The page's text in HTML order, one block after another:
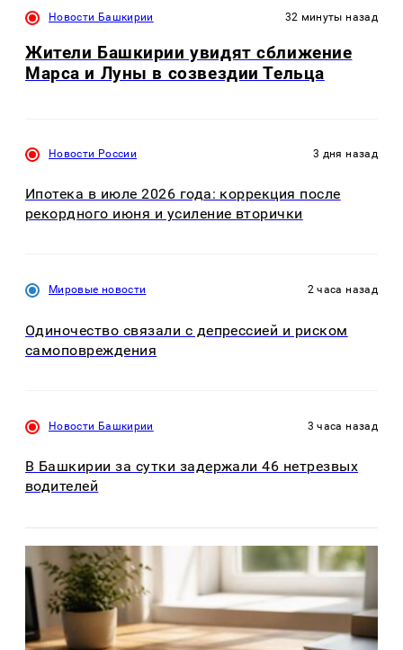
Новости Башкирии 32 минуты назад
Жители Башкирии увидят сближение
Марса и Луны в созвездии Тельца
Новости России 3 дня назад
Ипотека в июле 2026 года: коррекция после
рекордного июня и усиление вторички
Мировые новости 2 часа назад
Одиночество связали с депрессией и риском
самоповреждения
Новости Башкирии 3 часа назад
В Башкирии за сутки задержали 46 нетрезвых
водителей